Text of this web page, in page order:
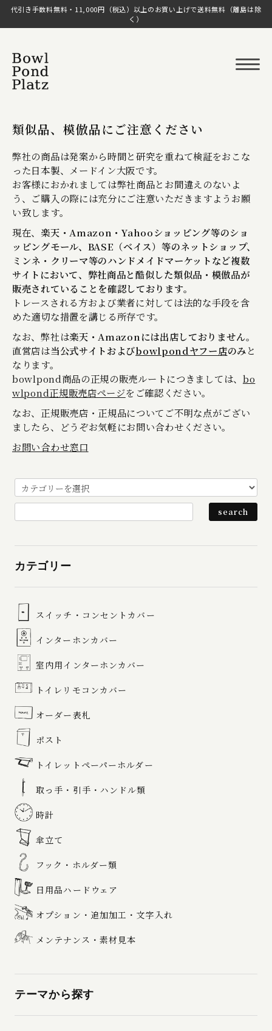
代引き手数料無料・11,000円（税込）以上のお買い上げで送料無料（離島は除
く）
類似品、模倣品にご注意ください
弊社の商品は発案から時間と研究を重ねて検証をおこな
った日本製、メードイン大阪です。
お客様におかれましては弊社商品とお間違えのないよ
う、ご購入の際には充分にご注意いただきますようお願
い致します。
現在、 楽天・Amazon・Yahooショッピング等のショ
ッピングモール、BASE（ベイス）等のネットショップ、
ミンネ・クリーマ等のハンドメイドマーケットなど複数
サイトにおいて、弊社商品と酷似した類似品・模倣品が
販売されていることを確認しております。
トレースされる方および業者に対しては法的な手段を含
めた適切な措置を講じる所存です。
なお、弊社は楽天・Amazonには出店しておりません。
直営店は当公式サイトおよびbowlpondヤフー店のみと
なります。
bowlpond商品の正規の販売ルートにつきましては、 bo
wlpond正規販売店ページをご確認ください。
なお、正規販売店・正規品についてご不明な点がござい
ましたら、どうぞお気軽にお問い合わせください。
お問い合わせ窓口
カテゴリー
スイッチ・コンセントカバー
インターホンカバー
室内用インターホンカバー
トイレリモコンカバー
オーダー表札
ポスト
トイレットペーパーホルダー
取っ手・引手・ハンドル類
時計
傘立て
フック・ホルダー類
日用品ハードウェア
オプション・追加加工・文字入れ
メンテナンス・素材見本
テーマから探す